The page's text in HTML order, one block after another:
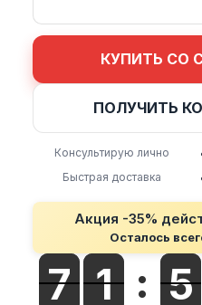
КУПИТЬ СО
ПОЛУЧИТЬ
Консультирую лично
Быстрая доставка
Акция -35%
Осталось